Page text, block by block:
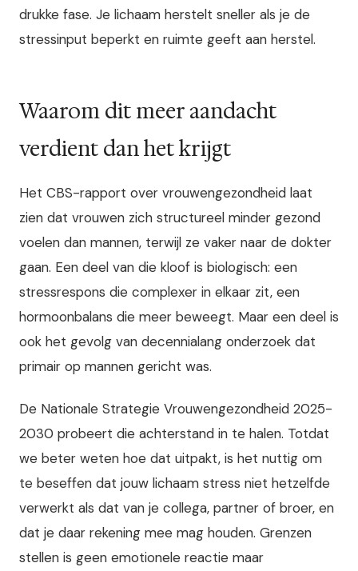
drukke fase. Je lichaam herstelt sneller als je de
stressinput beperkt en ruimte geeft aan herstel.
Waarom dit meer aandacht
verdient dan het krijgt
Het CBS-rapport over vrouwengezondheid laat
zien dat vrouwen zich structureel minder gezond
voelen dan mannen, terwijl ze vaker naar de dokter
gaan. Een deel van die kloof is biologisch: een
stressrespons die complexer in elkaar zit, een
hormoonbalans die meer beweegt. Maar een deel is
ook het gevolg van decennialang onderzoek dat
primair op mannen gericht was.
De Nationale Strategie Vrouwengezondheid 2025-
2030 probeert die achterstand in te halen. Totdat
we beter weten hoe dat uitpakt, is het nuttig om
te beseffen dat jouw lichaam stress niet hetzelfde
verwerkt als dat van je collega, partner of broer, en
dat je daar rekening mee mag houden. Grenzen
stellen is geen emotionele reactie maar